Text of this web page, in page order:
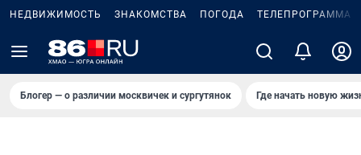
НЕДВИЖИМОСТЬ ЗНАКОМСТВА ПОГОДА ТЕЛЕПРОГРАММА
Блогер — о различии москвичек и сургутянок Где начать новую